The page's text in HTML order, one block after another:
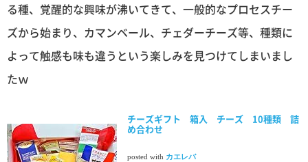
る種、覚醒的な興味が沸いてきて、一般的なプロセスチー
ズから始まり、カマンベール、チェダーチーズ等、種類に
よって触感も味も違うという楽しみを見つけてしまいまし
たｗ
チーズギフト 箱入 チーズ 10種類 詰
め合わせ
posted with カエレバ